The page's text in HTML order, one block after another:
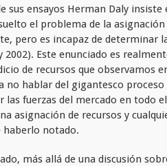
sus ensayos Herman Daly
el problema de la
pero es incapaz de determinar
2002). Este enunciado es
de recursos que observamos
no hablar del gigantesco
las fuerzas del mercado en todo
asignación de recursos y
haberlo notado.
más allá de una discusión